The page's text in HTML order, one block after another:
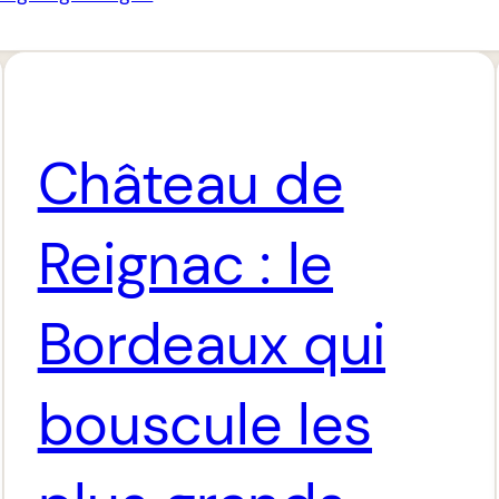
Château de
Reignac : le
Bordeaux qui
bouscule les